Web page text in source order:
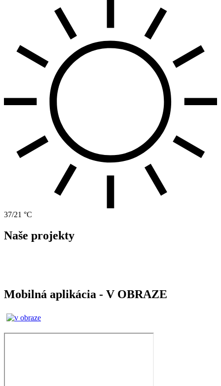
37/21 °C
Naše projekty
Mobilná aplikácia - V OBRAZE